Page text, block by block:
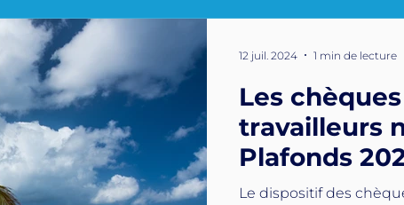
Les
travailleurs
Plafonds
Le dispositif des
12 juil. 2024 1 min de lecture